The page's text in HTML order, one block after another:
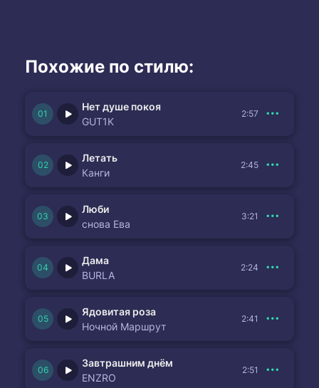
Похожие по стилю:
Нет душе покоя
GUT1K
2:57
Летать
Канги
2:45
Люби
снова Ева
3:21
Дама
BURLA
2:24
Ядовитая роза
Ночной Маршрут
2:41
Завтрашним днём
ENZRO
2:51